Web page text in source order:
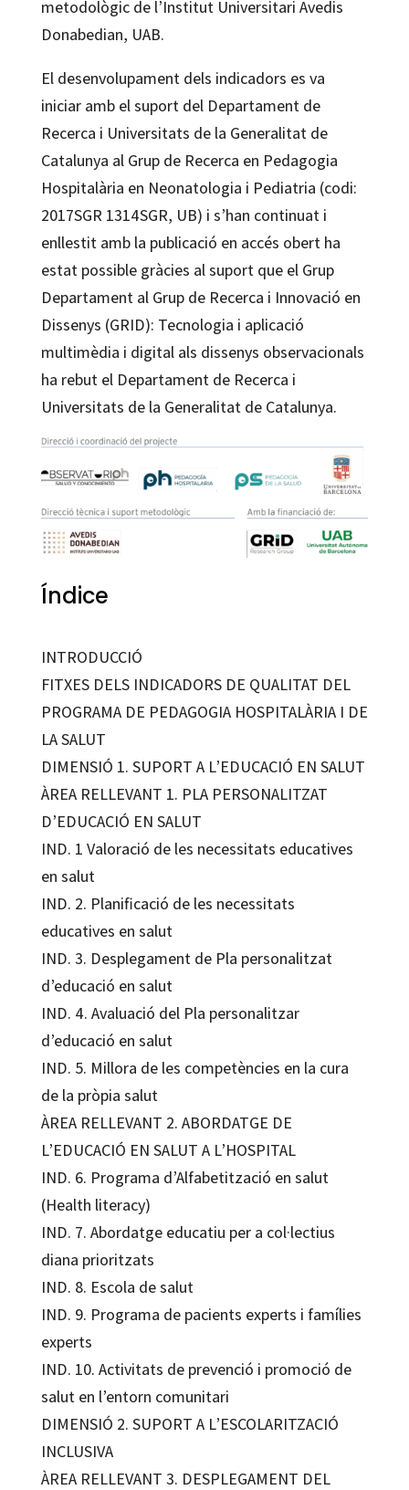
metodològic de l’Institut Universitari Avedis
Donabedian, UAB.
El desenvolupament dels indicadors es va
iniciar amb el suport del Departament de
Recerca i Universitats de la Generalitat de
Catalunya al Grup de Recerca en Pedagogia
Hospitalària en Neonatologia i Pediatria (codi:
2017SGR 1314SGR, UB) i s’han continuat i
enllestit amb la publicació en accés obert ha
estat possible gràcies al suport que el Grup
Departament al Grup de Recerca i Innovació en
Dissenys (GRID): Tecnologia i aplicació
multimèdia i digital als dissenys observacionals
ha rebut el Departament de Recerca i
Universitats de la Generalitat de Catalunya.
Índice
INTRODUCCIÓ
FITXES DELS INDICADORS DE QUALITAT DEL
PROGRAMA DE PEDAGOGIA HOSPITALÀRIA I DE
LA SALUT
DIMENSIÓ 1. SUPORT A L’EDUCACIÓ EN SALUT
ÀREA RELLEVANT 1. PLA PERSONALITZAT
D’EDUCACIÓ EN SALUT
IND. 1 Valoració de les necessitats educatives
en salut
IND. 2. Planificació de les necessitats
educatives en salut
IND. 3. Desplegament de Pla personalitzat
d’educació en salut
IND. 4. Avaluació del Pla personalitzar
d’educació en salut
IND. 5. Millora de les competències en la cura
de la pròpia salut
ÀREA RELLEVANT 2. ABORDATGE DE
L’EDUCACIÓ EN SALUT A L’HOSPITAL
IND. 6. Programa d’Alfabetització en salut
(Health literacy)
IND. 7. Abordatge educatiu per a col·lectius
diana prioritzats
IND. 8. Escola de salut
IND. 9. Programa de pacients experts i famílies
experts
IND. 10. Activitats de prevenció i promoció de
salut en l’entorn comunitari
DIMENSIÓ 2. SUPORT A L’ESCOLARITZACIÓ
INCLUSIVA
ÀREA RELLEVANT 3. DESPLEGAMENT DEL